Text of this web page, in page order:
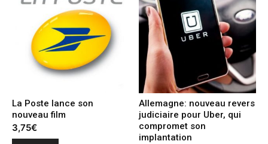
La Poste lance son
nouveau film
3,75€
Allemagne: nouveau revers
judiciaire pour Uber, qui
compromet son
implantation